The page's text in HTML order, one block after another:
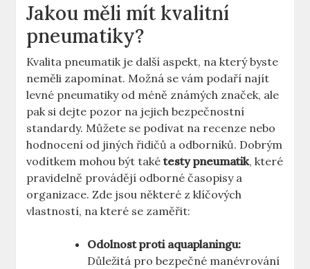
Jakou měli mít kvalitní
pneumatiky?
Kvalita pneumatik je další aspekt, na který byste
neměli zapomínat. Možná se vám podaří najít
levné pneumatiky od méně známých značek, ale
pak si dejte pozor na jejich bezpečnostní
standardy. Můžete se podívat na recenze nebo
hodnocení od jiných řidičů a odborníků. Dobrým
vodítkem mohou být takétesty pneumatik, které
pravidelně provádějí odborné časopisy a
organizace. Zde jsou některé z klíčových
vlastností, na které se zaměřit:
Odolnost proti aquaplaningu:
Důležitá pro bezpečné manévrování